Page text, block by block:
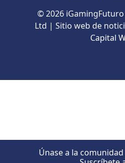
© 2026
Ltd | Sitio web de
Capital
Únase a la